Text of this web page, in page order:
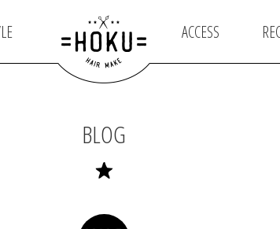
ACCESS
BLOG